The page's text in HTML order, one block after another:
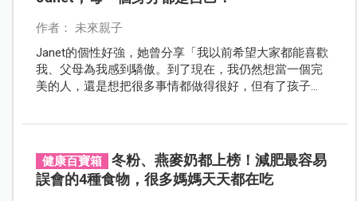
作者： 未來親子
Janet的個性好強，她曾分享「我以前希望大家都能喜歡
我、父母為我感到驕傲。到了現在，我仍然想當一個完
美的人，還是想把很多事情都做得很好，但有了孩子
健康百寶箱
冬粉、燕麥奶都上榜！減肥最容易
誤會的4種食物，很多媽媽天天都在吃